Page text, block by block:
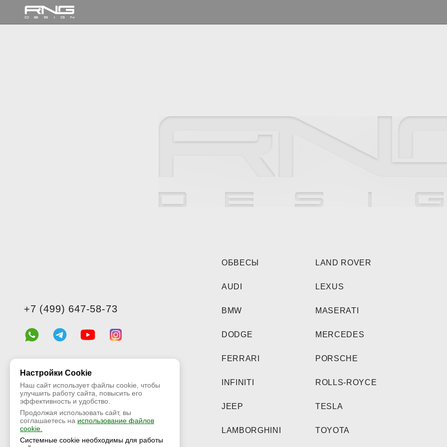
+7 (499) 647-58-73
ОБВЕСЫ
AUDI
BMW
DODGE
FERRARI
INFINITI
JEEP
LAMBORGHINI
LAND ROVER
LEXUS
MASERATI
MERCEDES
PORSCHE
ROLLS-ROYCE
TESLA
TOYOTA
Настройки Cookie
Наш сайт использует файлы cookie, чтобы
улучшить работу сайта, повысить его
эффективность и удобство.
Продолжая использовать сайт, вы
соглашаетесь на использование файлов
cookie.
Системные cookie необходимы для работы